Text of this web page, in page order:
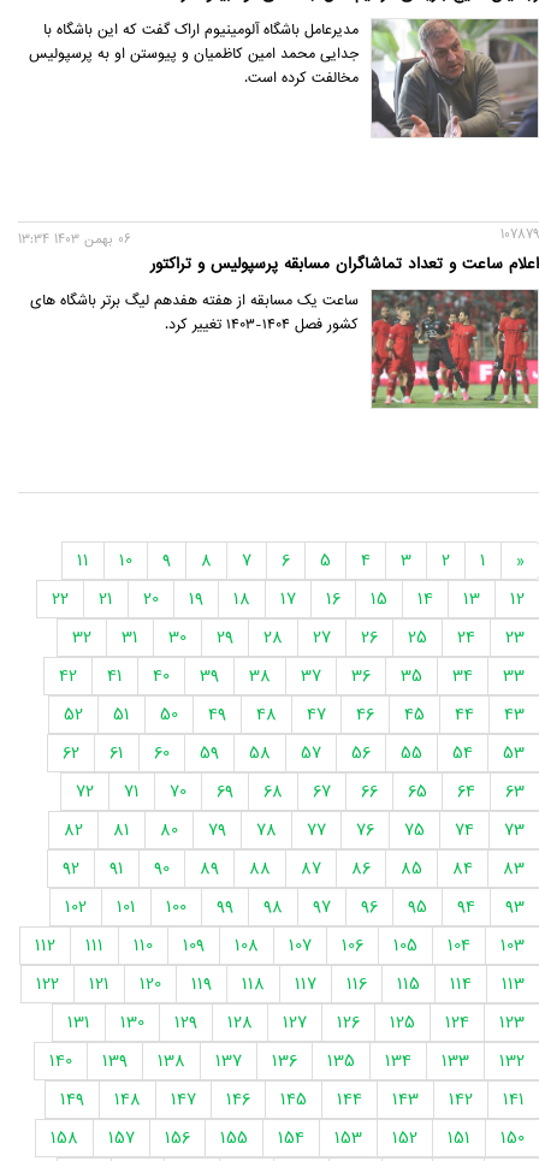
مدیرعامل باشگاه آلومینیوم اراک گفت که این باشگاه با
جدایی محمد امین کاظمیان و پیوستن او به پرسپولیس
مخالفت کرده است.
107879
اعلام ساعت و تعداد تماشاگران مسابقه پرسپولیس و تراکتور
06 بهمن 1403 13:34
ساعت یک مسابقه از هفته هفدهم لیگ برتر باشگاه های
کشور فصل ۱۴۰۴-۱۴۰۳ تغییر کرد.
«
1
2
3
4
5
6
7
8
9
10
11
12
13
14
15
16
17
18
19
20
21
22
23
24
25
26
27
28
29
30
31
32
33
34
35
36
37
38
39
40
41
42
43
44
45
46
47
48
49
50
51
52
53
54
55
56
57
58
59
60
61
62
63
64
65
66
67
68
69
70
71
72
73
74
75
76
77
78
79
80
81
82
83
84
85
86
87
88
89
90
91
92
93
94
95
96
97
98
99
100
101
102
103
104
105
106
107
108
109
110
111
112
113
114
115
116
117
118
119
120
121
122
123
124
125
126
127
128
129
130
131
132
133
134
135
136
137
138
139
140
141
142
143
144
145
146
147
148
149
150
151
152
153
154
155
156
157
158